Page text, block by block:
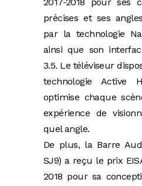
précises et ses
par la technologie
ainsi que son
3.5. Le téléviseur
technologie Active
optimise chaque
expérience de
quel angle.
De plus, la Barre
SJ9) a reçu le prix
2018 pour sa